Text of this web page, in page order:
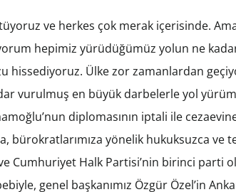
ve herkes çok merak içerisinde. Ama
hepimiz yürüdüğümüz yolun ne
hissediyoruz. Ülke zor zamanlardan
vurulmuş en büyük darbelerle yol
diplomasının iptali ile
bürokratlarımıza yönelik hukuksuzca ve
Cumhuriyet Halk Partisi’nin birinci parti
genel başkanımız Özgür Özel’in